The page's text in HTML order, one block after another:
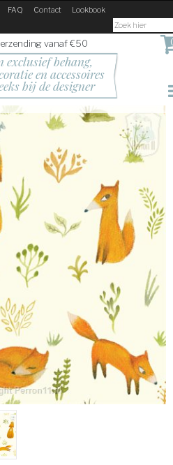
FAQ Contact Lookbook
vanaf €50
exclusief behang,
en accessoires
bij de designer